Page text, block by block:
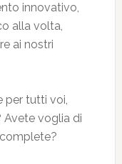
innovativo,
alla volta,
ai nostri
per tutti voi,
Avete voglia di